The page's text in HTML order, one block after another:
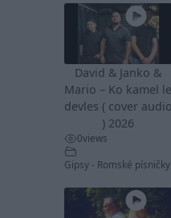
David & Janko &
Mario – Ko kamel le
devles ( cover audio
) 2026
0views
Gipsy - Romské písničky